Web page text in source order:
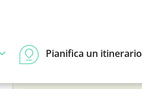
Pianifica un itinerario